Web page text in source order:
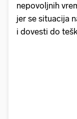
nepovoljnih
jer se situacija
i dovesti do